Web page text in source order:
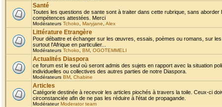
Santé
Toutes les questions de sante sont à traiter dans cette rubrique, sans
compétences attestées. Merci
Modérateurs Tchoko Maryjane Alex
Littérature Etrangère
Pour débattre et échanger sur les œuvres, essais, poèmes ou romans, sur
surtout l'Afrique en particulier...
Modérateurs Tchoko BM OGOTEMMELI
Actualités Diaspora
ce forum est le seul où seront admis des sujets en rapport avec la situation
individuelles ou collectives des autres parties de notre Diaspora.
Modérateurs BM Chabine
Articles
Catégorie destinée à recevoir les articles piochés à travers la toile. Ceux-ci
circonstanciée afin de ne pas les réduire à l'état de propagande.
ModérateurModerator team